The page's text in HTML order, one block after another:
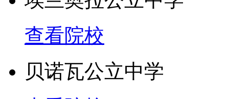
1. 阳光海岸大学- 启蒙
2. 昆士兰科技大学-会计
3. 与当地职业技术学院
查看院校
贝诺瓦公立中学